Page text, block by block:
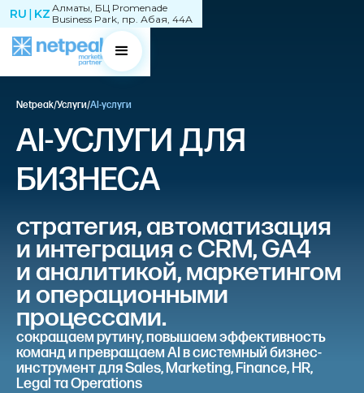
RU | KZ Алматы, БЦ Promenade
Business Park, пр. Абая, 44А
Netpeak/Услуги/AI-услуги
AI-УСЛУГИ ДЛЯ
БИЗНЕСА
стратегия, автоматизация
и интеграция с CRM, GA4
и аналитикой, маркетингом
и операционными
процессами.
сокращаем рутину, повышаем эффективность
команд и превращаем AI в системный бизнес-
инструмент для Sales, Marketing, Finance, HR,
Legal та Operations